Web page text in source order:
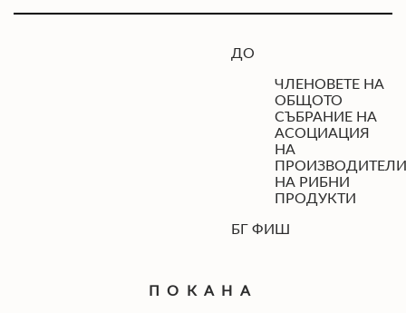
ДО
ЧЛЕНОВЕТЕ НА
ОБЩОТО
СЪБРАНИЕ НА
АСОЦИАЦИЯ
НА
НА РИБНИ
ПРОДУКТИ
БГ ФИШ
ПОКАНА